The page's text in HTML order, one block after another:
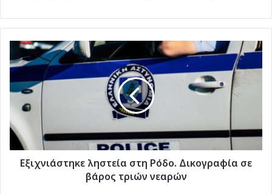
Εξιχνιάστηκε
ληστεία
στη
Ρόδο.
Δικογραφία
βάρος
τριών
νεαρών
Εξιχνιάστηκε ληστεία στη Ρόδο. Δικογραφία σε
βάρος τριών νεαρών